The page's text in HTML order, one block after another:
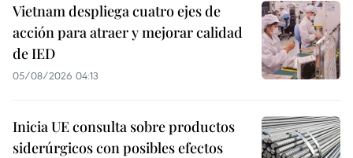
Vietnam despliega cuatro ejes de
acción para atraer y mejorar calidad
de IED
05/08/2026 04:13
Inicia UE consulta sobre productos
siderúrgicos con posibles efectos